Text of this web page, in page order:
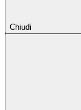
Chiudi